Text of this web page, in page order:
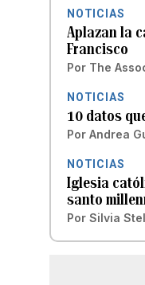
NOTICIAS
Aplazan la
Francisco
Por The
NOTICIAS
10 datos
Por Andrea
NOTICIAS
Iglesia
santo
Por Silvia